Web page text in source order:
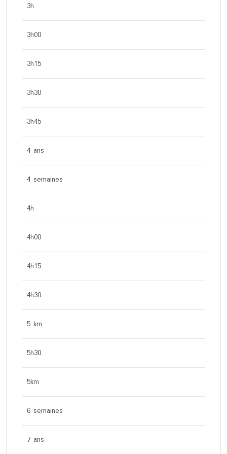
3h
3h00
3h15
3h30
3h45
4 ans
4 semaines
4h
4h00
4h15
4h30
5 km
5h30
5km
6 semaines
7 ans